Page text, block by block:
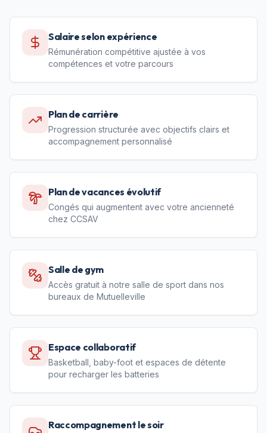
Salaire selon expérience
Rémunération compétitive ajustée à vos
compétences et votre parcours
Plan de carrière
Progression structurée avec objectifs clairs et
accompagnement personnalisé
Plan de vacances évolutif
Congés qui augmentent avec votre ancienneté
chez CCSAV
Salle de gym
Accès gratuit à notre salle de sport dans nos
bureaux de Mutuelleville
Espace collaboratif
Basketball, baby-foot et espaces de détente
pour recharger les batteries
Raccompagnement le soir